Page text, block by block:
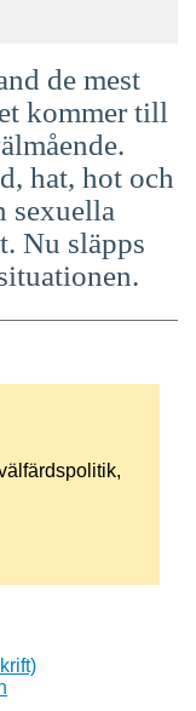
de mest
kommer till
hat, hot och
sexuella
Nu släpps